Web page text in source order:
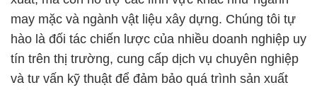
may mặc và ngành vật liệu xây dựng. Chúng tôi tự
hào là đối tác chiến lược của nhiều doanh nghiệp uy
tín trên thị trường, cung cấp dịch vụ chuyên nghiệp
và tư vấn kỹ thuật để đảm bảo quá trình sản xuất